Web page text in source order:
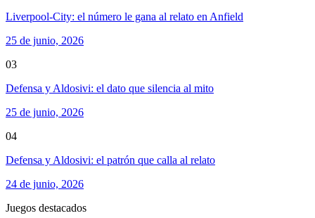
Liverpool-City: el número le gana al relato en Anfield
25 de junio, 2026
03
Defensa y Aldosivi: el dato que silencia al mito
25 de junio, 2026
04
Defensa y Aldosivi: el patrón que calla al relato
24 de junio, 2026
Juegos destacados